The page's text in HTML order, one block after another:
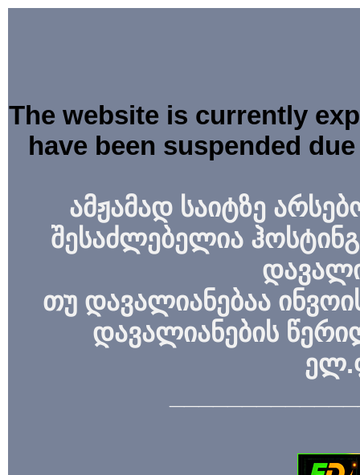
The website is currently
have been suspended
ამჟამად საიტზე
შესაძლებელია
თუ დავალიანებაა
დავალიანების